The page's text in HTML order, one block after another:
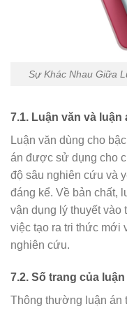
Sự Khác Nhau Giữa
7.1. Luận văn và
Luận văn dùng cho
án được sử dụng cho
độ sâu nghiên cứu và
đáng kể. Về bản chất,
vận dụng lý thuyết
việc tạo ra tri thức mới
nghiên cứu.
7.2. Số trang của
Thông thường luận án